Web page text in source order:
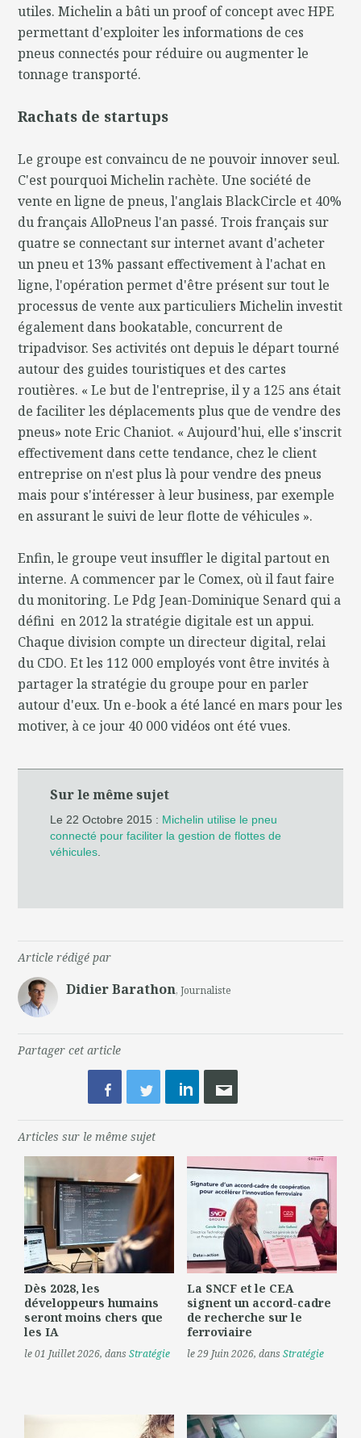
utiles. Michelin a bâti un proof of concept avec HPE
permettant d'exploiter les informations de ces
pneus connectés pour réduire ou augmenter le
tonnage transporté.
Rachats de startups
Le groupe est convaincu de ne pouvoir innover seul.
C'est pourquoi Michelin rachète. Une société de
vente en ligne de pneus, l'anglais BlackCircle et 40%
du français AlloPneus l'an passé. Trois français sur
quatre se connectant sur internet avant d'acheter
un pneu et 13% passant effectivement à l'achat en
ligne, l'opération permet d'être présent sur tout le
processus de vente aux particuliers Michelin investit
également dans bookatable, concurrent de
tripadvisor. Ses activités ont depuis le départ tourné
autour des guides touristiques et des cartes
routières. « Le but de l'entreprise, il y a 125 ans était
de faciliter les déplacements plus que de vendre des
pneus» note Eric Chaniot. « Aujourd'hui, elle s'inscrit
effectivement dans cette tendance, chez le client
entreprise on n'est plus là pour vendre des pneus
mais pour s'intéresser à leur business, par exemple
en assurant le suivi de leur flotte de véhicules ».
Enfin, le groupe veut insuffler le digital partout en
interne. A commencer par le Comex, où il faut faire
du monitoring. Le Pdg Jean-Dominique Senard qui a
défini en 2012 la stratégie digitale est un appui.
Chaque division compte un directeur digital, relai
du CDO. Et les 112 000 employés vont être invités à
partager la stratégie du groupe pour en parler
autour d'eux. Un e-book a été lancé en mars pour les
motiver, à ce jour 40 000 vidéos ont été vues.
Sur le même sujet
Le 22 Octobre 2015 : Michelin utilise le pneu
connecté pour faciliter la gestion de flottes de
véhicules
Article rédigé par
Didier Barathon, Journaliste
Partager cet article
Articles sur le même sujet
Dès 2028, les
développeurs humains
seront moins chers que
les IA
le 01 Juillet 2026, dansStratégie
La SNCF et le CEA
signent un accord-cadre
de recherche sur le
ferroviaire
le 29 Juin 2026, dansStratégie